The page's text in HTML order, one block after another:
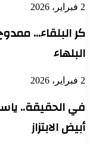
2 فبراير، 2026
كر البلقاء…
البلهاء
2 فبراير، 2026
في الحقيقة..
أبيض الابتزاز